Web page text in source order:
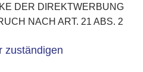
DER DIREKTWERBUNG
NACH ART. 21 ABS. 2
zuständigen